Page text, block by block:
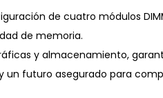
de cuatro módulos
de memoria.
y almacenamiento,
un futuro asegurado para